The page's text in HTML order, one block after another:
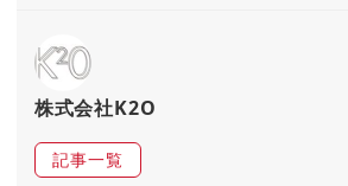
株式会社K2O
記事一覧